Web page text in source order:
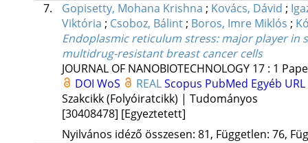
7.
Gopisetty, Mohana Krishna ; Kovács, Dávid ;
Viktória ; Csoboz, Bálint ; Boros, Imre Miklós ;
Endoplasmic reticulum stress: major player
multidrug-resistant breast cancer cells
JOURNAL OF NANOBIOTECHNOLOGY 17: 1
DOI WoS REALScopus PubMed Egyéb URL
Szakcikk (Folyóiratcikk) | Tudományos
[30408478] [Egyeztetett]
Nyilvános idéző összesen: 81, Független: 76,